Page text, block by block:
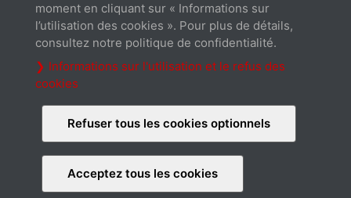
Fiche technique
Téléchargement
moment en cliquant sur « Informations sur
l’utilisation des cookies ». Pour plus de détails,
consultez notre politique de confidentialité.
❯ Informations sur l'utilisation et le refus des
cookies
Refuser tous les cookies optionnels
Acceptez tous les cookies